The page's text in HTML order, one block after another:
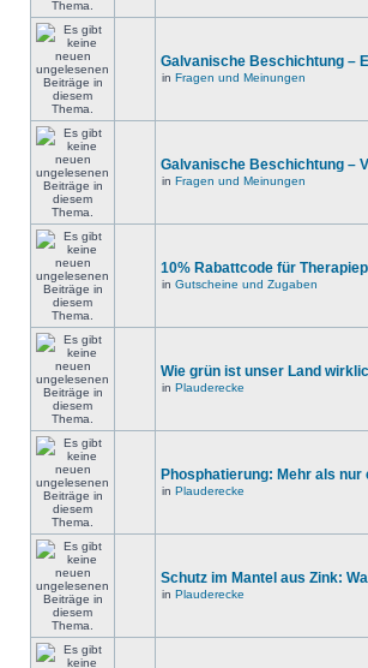
Galvanische Beschichtung –
in Fragen und Meinungen
Galvanische Beschichtung –
in Fragen und Meinungen
10% Rabattcode für
in Gutscheine und Zugaben
Wie grün ist unser Land
in Plauderecke
Phosphatierung: Mehr als
in Plauderecke
Schutz im Mantel aus Zink:
in Plauderecke